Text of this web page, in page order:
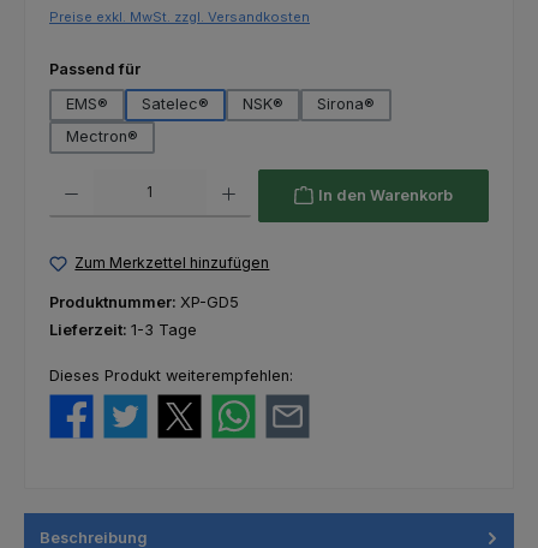
Preise exkl. MwSt. zzgl. Versandkosten
Passend fürauswählen
EMS®
Satelec® NSK®
Sirona®
Mectron®
In den Warenkorb
Zum Merkzettel hinzufügen
Produktnummer: XP-GD5
Lieferzeit: 1-3 Tage
Dieses Produkt weiterempfehlen:
Beschreibung